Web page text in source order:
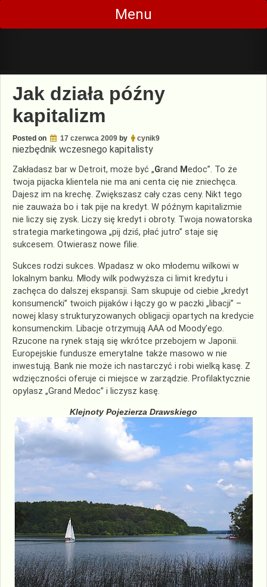
Skip
content
Menu
Jak działa późny
kapitalizm
Posted on 17 czerwca 2009 by cynik9
niezbędnik wczesnego kapitalisty
Zakładasz bar w Detroit, może być „Grand Medoc”. To że
twoja pijacka klientela nie ma ani centa cię nie zniechęca.
Dajesz im na krechę. Zwiększasz cały czas ceny. Nikt tego
nie zauważa bo i tak pije na kredyt. W późnym kapitalizmie
nie liczy się zysk. Liczy się kredyt i obroty. Twoja nowatorska
strategia marketingowa „pij dziś, płać jutro” staje się
sukcesem. Otwierasz nowe filie.
Sukces rodzi sukces. Wpadasz w oko młodemu wilkowi w
lokalnym banku. Młody wilk podwyższa ci limit kredytu i
zachęca do dalszej ekspansji. Sam skupuje od ciebie „kredyt
konsumencki” twoich pijaków i łączy go w paczki „libacji” –
nowej klasy strukturyzowanych obligacji opartych na kredycie
konsumenckim. Libacje otrzymują AAA od Moody’ego.
Rzucone na rynek stają się wkrótce przebojem w Japonii.
Europejskie fundusze emerytalne także masowo w nie
inwestują. Bank nie może ich nastarczyć i robi wielką kasę. Z
wdzięczności oferuje ci miejsce w zarządzie. Profilaktycznie
opylasz „Grand Medoc” i liczysz kasę.
Klejnoty Pojezierza Drawskiego